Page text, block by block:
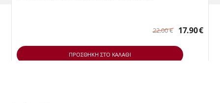
22.00€ 17.90€
ΠΡΟΣΘΉΚΗ ΣΤΟ ΚΑΛΆΘΙ